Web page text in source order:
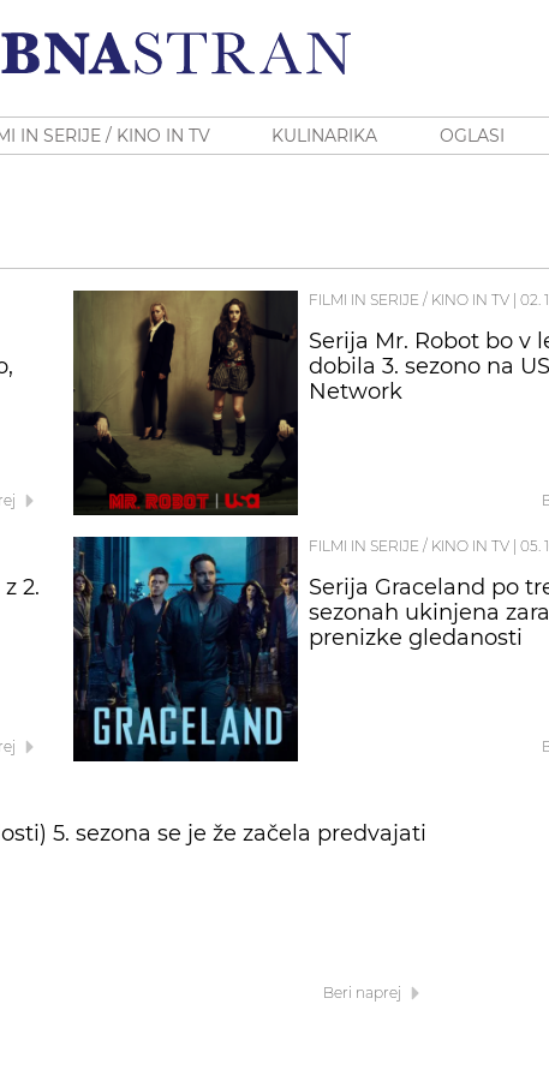
IN SERIJE / KINO IN TV KULINARIKA OGLASI
FILMI IN SERIJE / KINO IN TV| 02.
Serija Mr. Robot bo v
dobila 3. sezono na
Network
2.
FILMI IN SERIJE / KINO IN TV| 05.
Serija Graceland po
sezonah ukinjena
prenizke gledanosti
5. sezona se je že začela predvajati
Beri naprej